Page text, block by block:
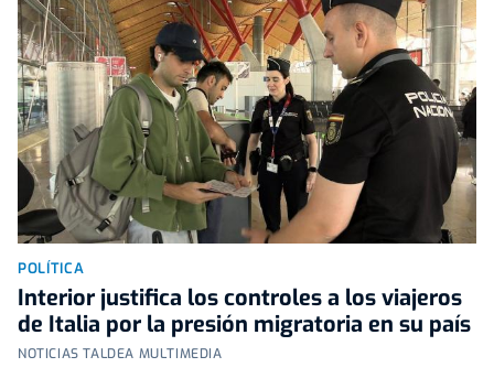
POLÍTICA
Interior justifica los controles a los viajeros
de Italia por la presión migratoria en su país
NOTICIAS TALDEA MULTIMEDIA